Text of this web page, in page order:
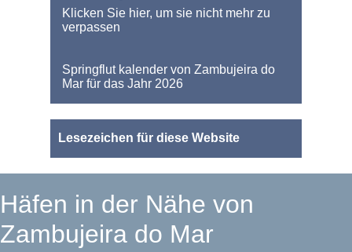
Klicken Sie hier, um sie nicht mehr zu
verpassen
Springflut kalender von Zambujeira do
Mar für das Jahr 2026
Lesezeichen für diese Website
Häfen in der Nähe von
Zambujeira do Mar